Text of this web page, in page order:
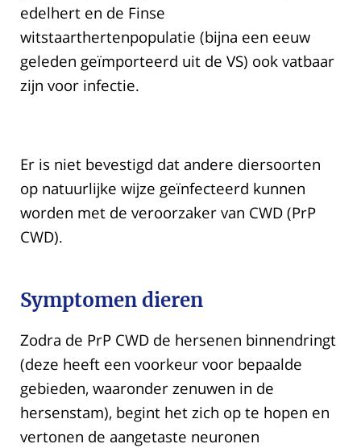
edelhert en de Finse
witstaarthertenpopulatie (bijna een eeuw
geleden geïmporteerd uit de VS) ook vatbaar
zijn voor infectie.
Er is niet bevestigd dat andere diersoorten
op natuurlijke wijze geïnfecteerd kunnen
worden met de veroorzaker van CWD (PrP
CWD).
Symptomen dieren
Zodra de PrP CWD de hersenen binnendringt
(deze heeft een voorkeur voor bepaalde
gebieden, waaronder zenuwen in de
hersenstam), begint het zich op te hopen en
vertonen de aangetaste neuronen